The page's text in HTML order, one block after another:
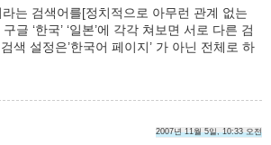
는 검색어를[정치적으로 아무런 관계 없는
글 ‘한국’ ‘일본’에 각각 쳐보면 서로 다른 검
색 설정은’한국어 페이지’ 가 아닌 전체로 하
2007년 11월 5일, 10:33 오전